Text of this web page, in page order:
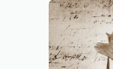
ჩვენ შესახებ
პაკეტები